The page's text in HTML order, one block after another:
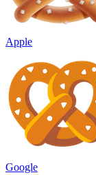
Apple
Google